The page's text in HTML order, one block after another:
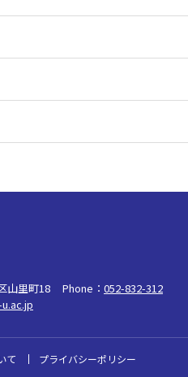
山里町18 Phone： 052-832-312
て
プライバシーポリシー